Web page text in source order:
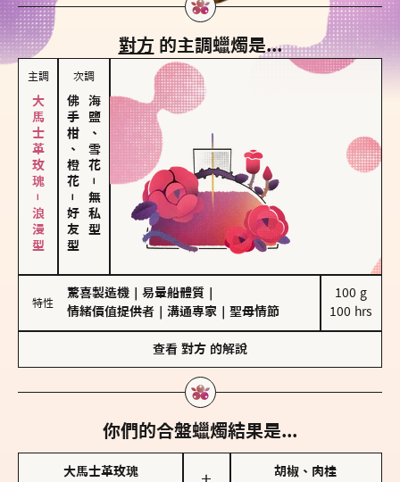
對方 的主調蠟燭是...
主調
大馬士革玫瑰－浪漫型
次調
佛手柑、橙花
－
好友型
海鹽、雪花
－
無私型
特性
驚喜製造機 易暈船體質
情緒價值提供者
溝通專家 聖母情節
100 g
100 hrs
查看 對方 的解說
你們的合盤蠟燭結果是...
大馬士革玫瑰
＋
胡椒、肉桂